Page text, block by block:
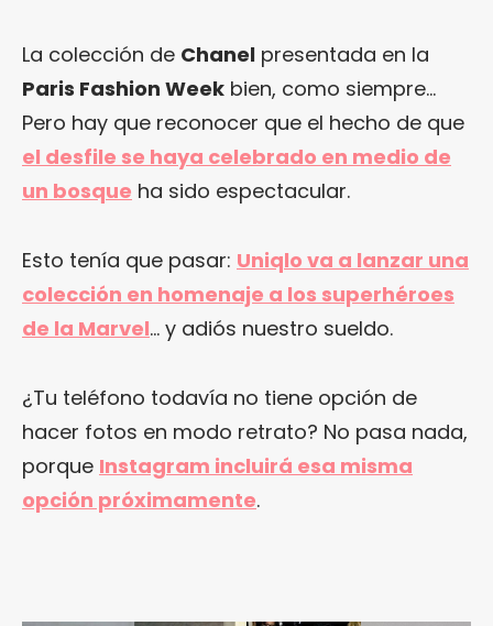
La colección de Chanel presentada en la
Paris Fashion Week bien, como siempre…
Pero hay que reconocer que el hecho de que
el desfile se haya celebrado en medio de
un bosque ha sido espectacular.
Esto tenía que pasar: Uniqlo va a lanzar una
colección en homenaje a los superhéroes
de la Marvel… y adiós nuestro sueldo.
¿Tu teléfono todavía no tiene opción de
hacer fotos en modo retrato? No pasa nada,
porque Instagram incluirá esa misma
opción próximamente.